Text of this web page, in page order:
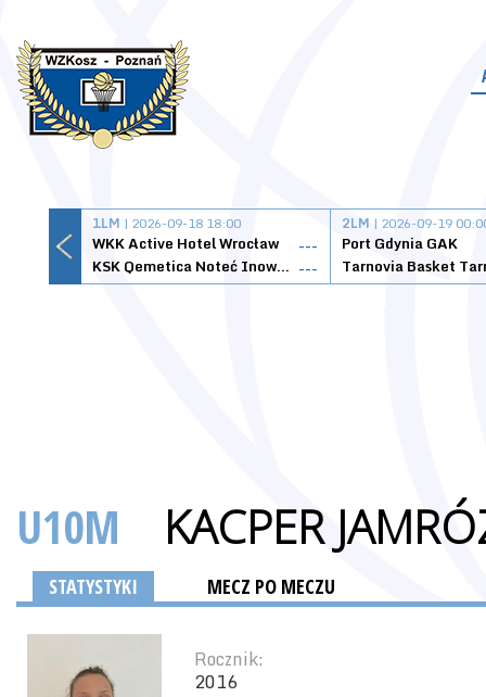
1LM | 2026-09-18 18:00
WKK Active Hotel Wrocław
---
KSK Qemetica Noteć Inowrocław ---
2LM | 2026-09-19
Port Gdynia GAK
U10M KACPER
STATYSTYKI MECZ PO MECZU
Rocznik:
2016